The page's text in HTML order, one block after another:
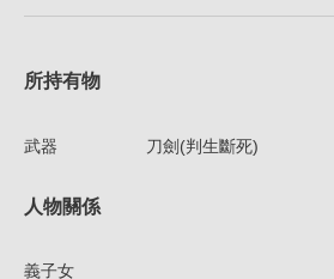
所持有物
武器 刀劍(判生斷死)
人物關係
義子女